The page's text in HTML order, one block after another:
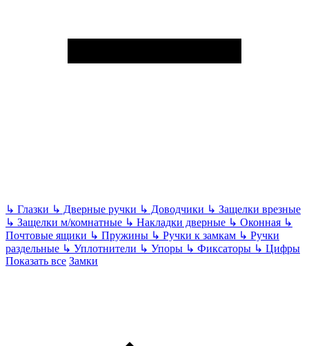
↳ Глазки ↳ Дверные ручки ↳ Доводчики ↳ Защелки врезные
↳ Защелки м/комнатные ↳ Накладки дверные ↳ Оконная ↳
Почтовые ящики ↳ Пружины ↳ Ручки к замкам ↳ Ручки
раздельные ↳ Уплотнители ↳ Упоры ↳ Фиксаторы ↳ Цифры
Показать все Замки